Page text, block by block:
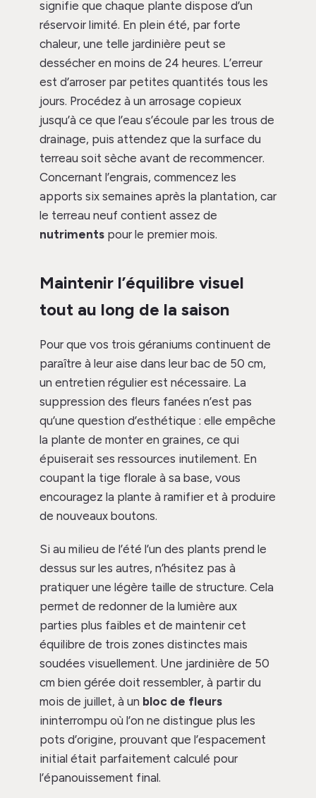
signifie que chaque plante dispose d’un
réservoir limité. En plein été, par forte
chaleur, une telle jardinière peut se
dessécher en moins de 24 heures. L’erreur
est d’arroser par petites quantités tous les
jours. Procédez à un arrosage copieux
jusqu’à ce que l’eau s’écoule par les trous de
drainage, puis attendez que la surface du
terreau soit sèche avant de recommencer.
Concernant l’engrais, commencez les
apports six semaines après la plantation, car
le terreau neuf contient assez de
nutriments pour le premier mois.
Maintenir l’équilibre visuel
tout au long de la saison
Pour que vos trois géraniums continuent de
paraître à leur aise dans leur bac de 50 cm,
un entretien régulier est nécessaire. La
suppression des fleurs fanées n’est pas
qu’une question d’esthétique : elle empêche
la plante de monter en graines, ce qui
épuiserait ses ressources inutilement. En
coupant la tige florale à sa base, vous
encouragez la plante à ramifier et à produire
de nouveaux boutons.
Si au milieu de l’été l’un des plants prend le
dessus sur les autres, n’hésitez pas à
pratiquer une légère taille de structure. Cela
permet de redonner de la lumière aux
parties plus faibles et de maintenir cet
équilibre de trois zones distinctes mais
soudées visuellement. Une jardinière de 50
cm bien gérée doit ressembler, à partir du
mois de juillet, à un bloc de fleurs
ininterrompu où l’on ne distingue plus les
pots d’origine, prouvant que l’espacement
initial était parfaitement calculé pour
l’épanouissement final.